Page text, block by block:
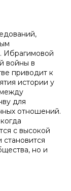
Ибрагимовой
войны в
приводит к
истории у
для
отношений.
с высокой
становится
но и